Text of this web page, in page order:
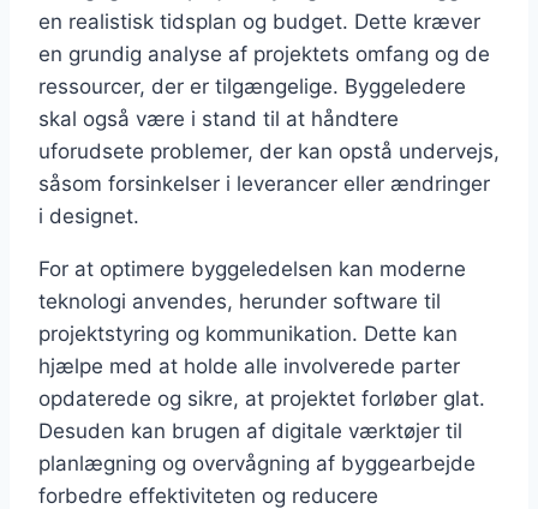
en realistisk tidsplan og budget. Dette kræver
en grundig analyse af projektets omfang og de
ressourcer, der er tilgængelige. Byggeledere
skal også være i stand til at håndtere
uforudsete problemer, der kan opstå undervejs,
såsom forsinkelser i leverancer eller ændringer
i designet.
For at optimere byggeledelsen kan moderne
teknologi anvendes, herunder software til
projektstyring og kommunikation. Dette kan
hjælpe med at holde alle involverede parter
opdaterede og sikre, at projektet forløber glat.
Desuden kan brugen af digitale værktøjer til
planlægning og overvågning af byggearbejde
forbedre effektiviteten og reducere